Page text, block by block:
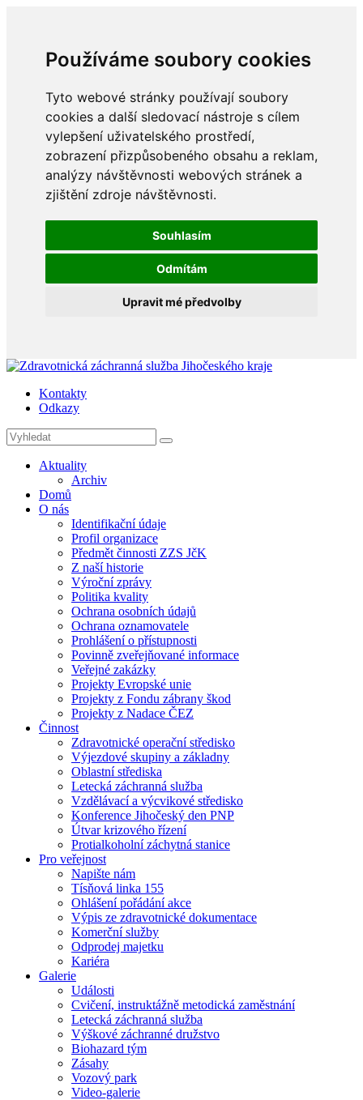
Používáme soubory cookies
Tyto webové stránky používají soubory
cookies a další sledovací nástroje s cílem
vylepšení uživatelského prostředí,
zobrazení přizpůsobeného obsahu a reklam,
analýzy návštěvnosti webových stránek a
zjištění zdroje návštěvnosti.
Souhlasím
Odmítám
Upravit mé předvolby
Kontakty
Odkazy
Aktuality
Archiv
Domů
O nás
Identifikační údaje
Profil organizace
Předmět činnosti ZZS JčK
Z naší historie
Výroční zprávy
Politika kvality
Ochrana osobních údajů
Ochrana oznamovatele
Prohlášení o přístupnosti
Povinně zveřejňované informace
Veřejné zakázky
Projekty Evropské unie
Projekty z Fondu zábrany škod
Projekty z Nadace ČEZ
Činnost
Zdravotnické operační středisko
Výjezdové skupiny a základny
Oblastní střediska
Letecká záchranná služba
Vzdělávací a výcvikové středisko
Konference Jihočeský den PNP
Útvar krizového řízení
Protialkoholní záchytná stanice
Pro veřejnost
Napište nám
Tísňová linka 155
Ohlášení pořádání akce
Výpis ze zdravotnické dokumentace
Komerční služby
Odprodej majetku
Kariéra
Galerie
Události
Cvičení, instruktážně metodická zaměstnání
Letecká záchranná služba
Výškové záchranné družstvo
Biohazard tým
Zásahy
Vozový park
Video-galerie